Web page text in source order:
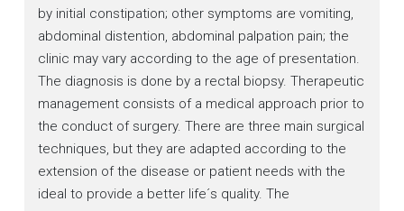
by initial constipation; other symptoms are vomiting,
abdominal distention, abdominal palpation pain; the
clinic may vary according to the age of presentation.
The diagnosis is done by a rectal biopsy. Therapeutic
management consists of a medical approach prior to
the conduct of surgery. There are three main surgical
techniques, but they are adapted according to the
extension of the disease or patient needs with the
ideal to provide a better life´s quality. The